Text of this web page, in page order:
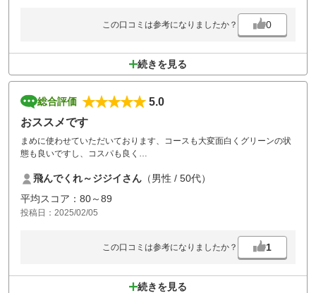
いコースという訳ではなかったですが、全体にゆったりしたレイアウト
だったと思います。風もあまりない、暖かい時間のラウンドだったので
す。余談ですがショップの冬物セールが種類豊富で魅力的でした
この口コミは参考になりましたか？ 0
続きを見る
総合評価
5.0
おススメです
まめに使わせていただいております、コースも大変面白くグリーンの状
態も良いですし、コスパも良く
飛んでくれ～ジジイさん （男性 / 50代）
平均スコア：80～89
投稿日：2025/02/05
この口コミは参考になりましたか？ 1
続きを見る